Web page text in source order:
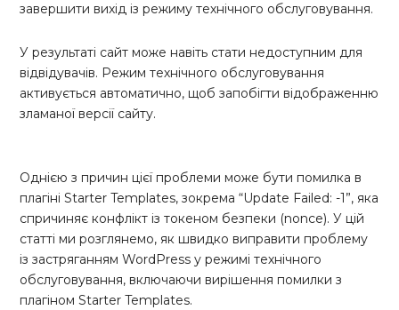
завершити вихід із режиму технічного обслуговування.
У результаті сайт може навіть стати недоступним для
відвідувачів. Режим технічного обслуговування
активується автоматично, щоб запобігти відображенню
зламаної версії сайту.
Однією з причин цієї проблеми може бути помилка в
плагіні Starter Templates, зокрема “Update Failed: -1”, яка
спричиняє конфлікт із токеном безпеки (nonce). У цій
статті ми розглянемо, як швидко виправити проблему
із застряганням WordPress у режимі технічного
обслуговування, включаючи вирішення помилки з
плагіном Starter Templates.